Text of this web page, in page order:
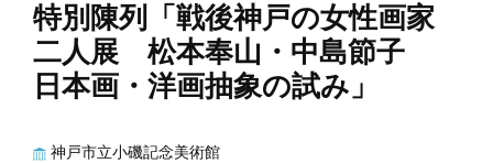
特別陳列「戦後神戸の女性画家
二人展 松本奉山・中島節子
日本画・洋画抽象の試み」
神戸市立小磯記念美術館